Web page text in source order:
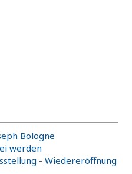
Bologne
werden
- Wiedereröffnung